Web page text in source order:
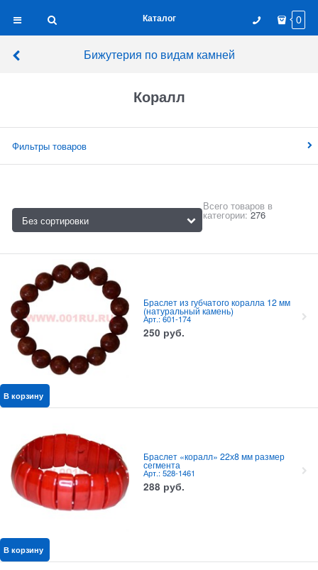
Каталог 0
Бижутерия по видам камней
Коралл
Фильтры товаров
Всего товаров в
категории: 276
Браслет из губчатого коралла 12 мм
(натуральный камень)
Арт.: 601-174
250 руб.
В корзину
Браслет «коралл» 22х8 мм размер
сегмента
Арт.: 528-1461
288 руб.
В корзину